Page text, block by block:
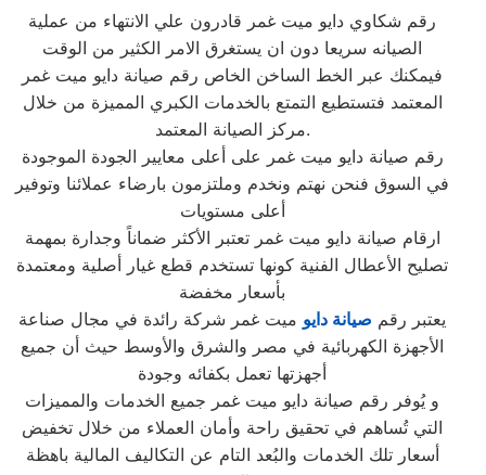
رقم شكاوي دايو ميت غمر قادرون علي الانتهاء من عملية
الصيانه سريعا دون ان يستغرق الامر الكثير من الوقت
فيمكنك عبر الخط الساخن الخاص رقم صيانة دايو ميت غمر
المعتمد فتستطيع التمتع بالخدمات الكبري المميزة من خلال
مركز الصيانة المعتمد.
رقم صيانة دايو ميت غمر على أعلى معايير الجودة الموجودة
في السوق فنحن نهتم ونخدم وملتزمون بارضاء عملائنا وتوفير
أعلى مستويات
ارقام صيانة دايو ميت غمر تعتبر الأكثر ضماناً وجدارة بمهمة
تصليح الأعطال الفنية كونها تستخدم قطع غيار أصلية ومعتمدة
بأسعار مخفضة
يعتبر رقم صيانة دايو ميت غمر شركة رائدة في مجال صناعة
الأجهزة الكهربائية في مصر والشرق والأوسط حيث أن جميع
أجهزتها تعمل بكفائه وجودة
و يُوفر رقم صيانة دايو ميت غمر جميع الخدمات والمميزات
التي تُساهم في تحقيق راحة وأمان العملاء من خلال تخفيض
أسعار تلك الخدمات والبُعد التام عن التكاليف المالية باهظة